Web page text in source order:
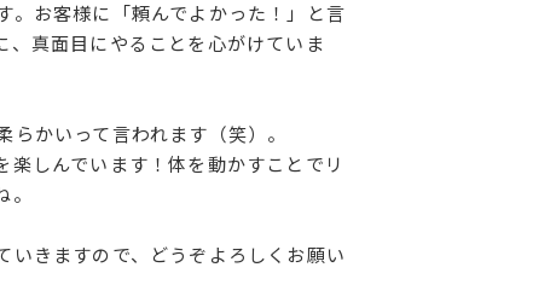
。お客様に「頼んでよかった！」と言
、真面目にやることを心がけていま
かいって言われます（笑）。
しんでいます！体を動かすことでリ
いきますので、どうぞよろしくお願い